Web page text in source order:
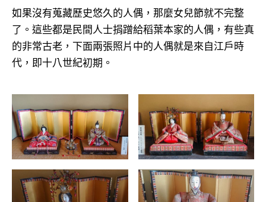
如果沒有蒐藏歷史悠久的人偶，那麼女兒節就不完整
了。這些都是民間人士捐蹭給稻葉本家的人偶，有些真
的非常古老，下面兩張照片中的人偶就是來自江戶時
代，即十八世紀初期。